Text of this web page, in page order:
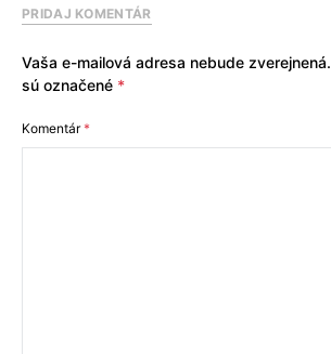
PRIDAJ KOMENTÁR
Vaša e-mailová adresa nebude zverejnená.
sú označené *
Komentár*